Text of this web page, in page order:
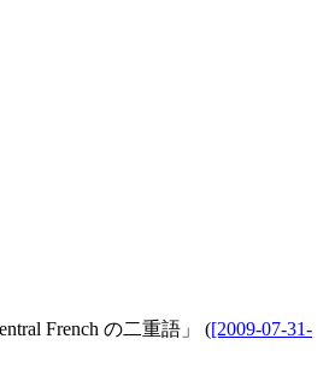
French の二重語」 ([2009-07-31-